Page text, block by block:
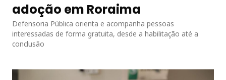
adoção em Roraima
Defensoria Pública orienta e acompanha pessoas
interessadas de forma gratuita, desde a habilitação até a
conclusão